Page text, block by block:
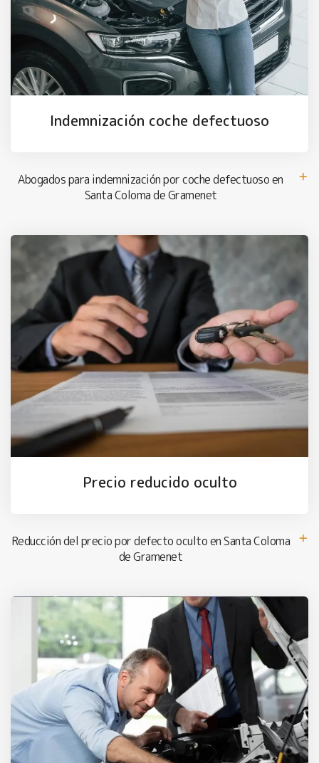
Indemnización coche defectuoso
Abogados para indemnización por coche defectuoso en
Santa Coloma de Gramenet
Precio reducido oculto
Reducción del precio por defecto oculto en Santa Coloma
de Gramenet